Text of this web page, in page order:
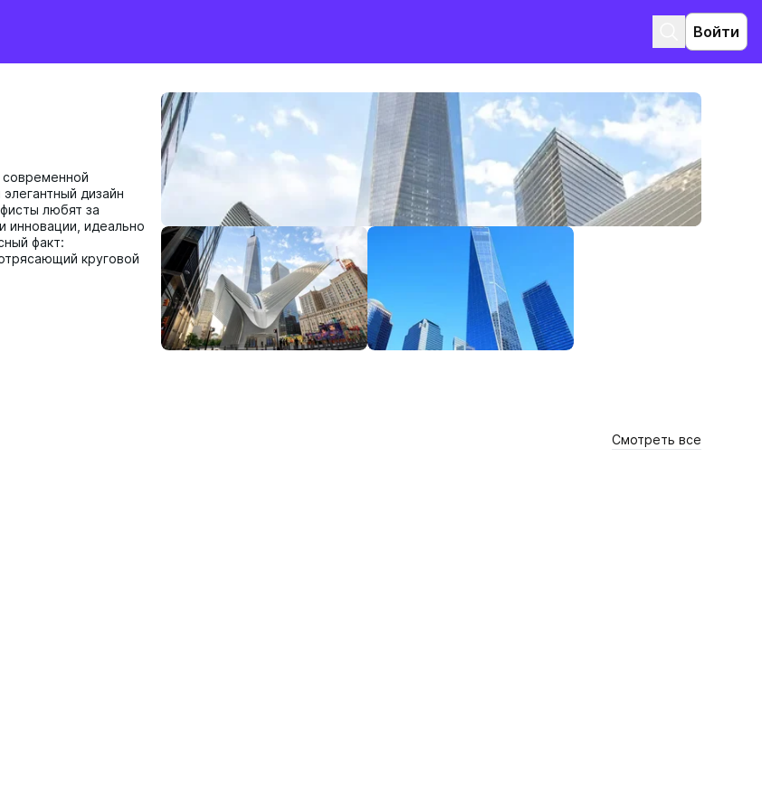
Войти
дизайн
любят за
инновации, идеально
факт:
круговой
Смотреть все